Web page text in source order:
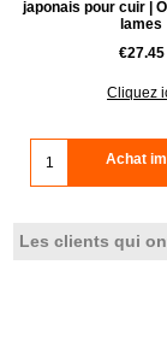
japonais pour cuir |
lames
€27.45
Cliquez
Achat
Les clients qui